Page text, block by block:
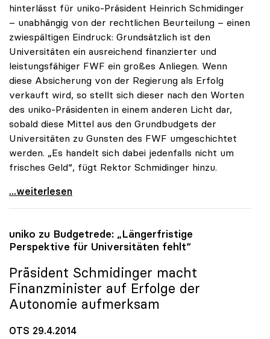
hinterlässt für uniko-Präsident Heinrich Schmidinger
– unabhängig von der rechtlichen Beurteilung – einen
zwiespältigen Eindruck: Grundsätzlich ist den
Universitäten ein ausreichend finanzierter und
leistungsfähiger FWF ein großes Anliegen. Wenn
diese Absicherung von der Regierung als Erfolg
verkauft wird, so stellt sich dieser nach den Worten
des uniko-Präsidenten in einem anderen Licht dar,
sobald diese Mittel aus den Grundbudgets der
Universitäten zu Gunsten des FWF umgeschichtet
werden. „Es handelt sich dabei jedenfalls nicht um
frisches Geld“, fügt Rektor Schmidinger hinzu.
Schmidinger zu FWF-Finanzierung: „Reserven sind
...weiterlesen
uniko zu Budgetrede: „Längerfristige
Perspektive für Universitäten fehlt“
Präsident Schmidinger macht
Finanzminister auf Erfolge der
Autonomie aufmerksam
OTS 29.4.2014